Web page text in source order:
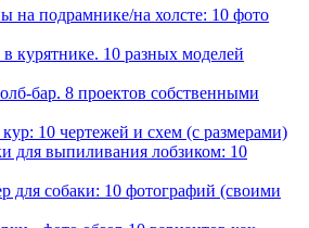
на подрамнике/на холсте: 10 фото
курятнике. 10 разных моделей
бар. 8 проектов собственными
10 чертежей и схем (с размерами)
для выпиливания лобзиком: 10
для собаки: 10 фотографий (своими